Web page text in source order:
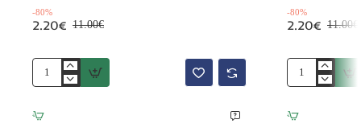
-80%
2.20€ 11.00€
Anello
oro
con
-80%
2.20€ 11.00€
Anello
oro
con